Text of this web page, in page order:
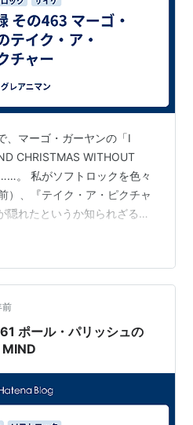
、マーゴ・ガーヤンの「I
CHRISTMAS WITHOUT
。 私がソフトロックを色々
）、『テイク・ア・ピクチャ
隠れたというか知られざる名
名って感じだったと思うん
盤って再評価がされてるみた
アンソロジー『ワーズ＆ミュ
ト・アルバム『ライク・サ
ブレイション・オブ・マー
前
ポール・パリッシュの